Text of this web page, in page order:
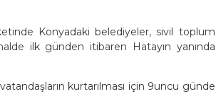
Konyadaki belediyeler, sivil toplum
ilk günden itibaren Hatayın yanında
kurtarılması için 9uncu günde